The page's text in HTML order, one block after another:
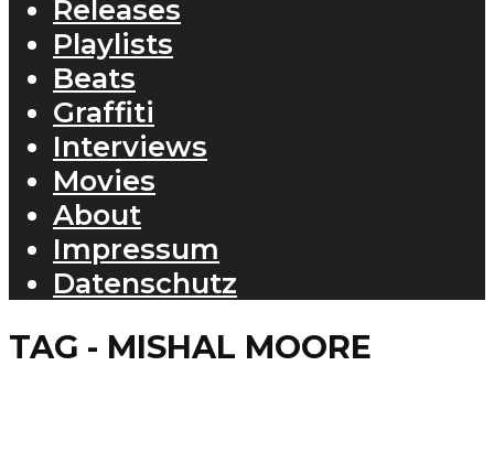
Releases
Playlists
Beats
Graffiti
Interviews
Movies
About
Impressum
Datenschutz
TAG - MISHAL MOORE